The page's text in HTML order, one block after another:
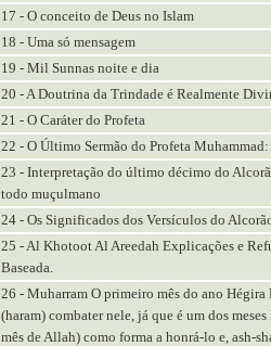
17 - O conceito de Deus no Islam
18 - Uma só mensagem
19 - Mil Sunnas noite e dia
20 - A Doutrina da Trindade é Realmente
21 - O Caráter do Profeta
22 - O Último Sermão do Profeta
23 - Interpretação do último décimo do
todo muçulmano
24 - Os Significados dos Versículos do
25 - Al Khotoot Al Areedah Explicações e
Baseada.
26 - Muharram O primeiro mês do ano
(haram) combater nele, já que é um dos
mês de Allah) como forma a honrá-lo e, ash-